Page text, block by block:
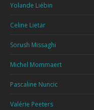
Yolande Liébin
Celine Lietar
Sorush Missaghi
Michel Mommaert
Pascaline Nuncic
Valérie Peeters